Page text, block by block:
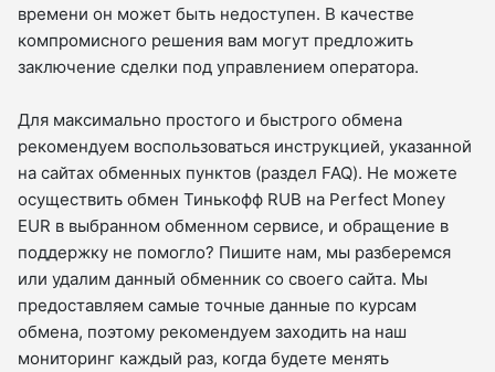
времени он может быть недоступен. В качестве
компромисного решения вам могут предложить
заключение сделки под управлением оператора.
Для максимально простого и быстрого обмена
рекомендуем воспользоваться инструкцией, указанной
на сайтах обменных пунктов (раздел FAQ). Не можете
осуществить обмен Тинькофф RUB на Perfect Money
EUR в выбранном обменном сервисе, и обращение в
поддержку не помогло? Пишите нам, мы разберемся
или удалим данный обменник со своего сайта. Мы
предоставляем самые точные данные по курсам
обмена, поэтому рекомендуем заходить на наш
мониторинг каждый раз, когда будете менять